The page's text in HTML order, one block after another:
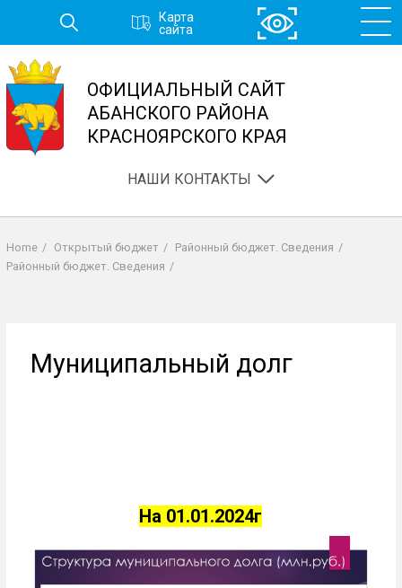
основному
содержанию
Карта
сайта
ОФИЦИАЛЬНЫЙ САЙТ
АБАНСКОГО РАЙОНА
КРАСНОЯРСКОГО КРАЯ
НАШИ КОНТАКТЫ
Строка
Home / Открытый бюджет / Районный бюджет. Сведения /
Районный бюджет. Сведения /
Муниципальный долг
На 01.01.2024г